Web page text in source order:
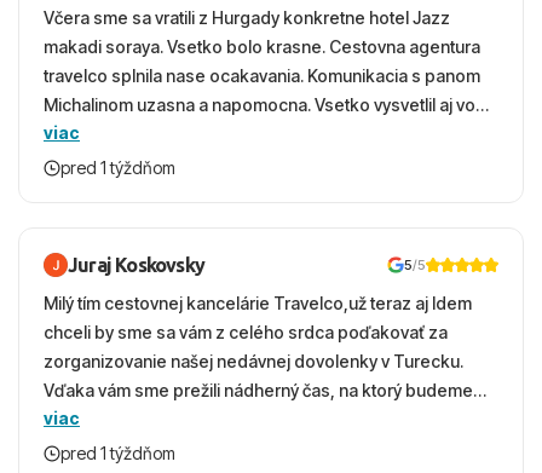
Včera sme sa vratili z Hurgady konkretne hotel Jazz
makadi soraya. Vsetko bolo krasne. Cestovna agentura
travelco splnila nase ocakavania. Komunikacia s panom
Michalinom uzasna a napomocna. Vsetko vysvetlil aj vo
vecernych hodinach zaco sa ospravedlnujem. Hotel
krasny, cisty. Sluzby top. Strava, prostredie, more,
viac
pred 1 týždňom
Juraj Koskovsky 5/5
Milý tím cestovnej kancelárie Travelco,už teraz aj Idem
chceli by sme sa vám z celého srdca poďakovať za
zorganizovanie našej nedávnej dovolenky v Turecku.
Vďaka vám sme prežili nádherný čas, na ktorý budeme
ešte dlho s úsmevom spomínať. ​Všetko prebehlo
absolútne hladko – od prvotného výberu zájazdu, cez
viac
pred 1 týždňom